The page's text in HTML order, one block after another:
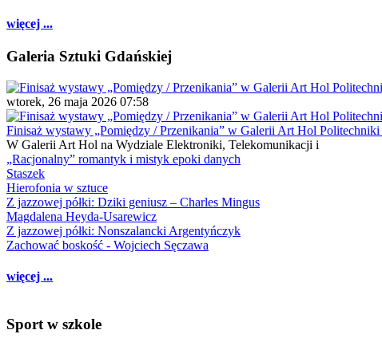
więcej ...
Galeria Sztuki Gdańskiej
wtorek, 26 maja 2026 07:58
Finisaż wystawy „Pomiędzy / Przenikania” w Galerii Art Hol Politechniki
W Galerii Art Hol na Wydziale Elektroniki, Telekomunikacji i
„Racjonalny” romantyk i mistyk epoki danych
Staszek
Hierofonia w sztuce
Z jazzowej półki: Dziki geniusz – Charles Mingus
Magdalena Heyda-Usarewicz
Z jazzowej półki: Nonszalancki Argentyńczyk
Zachować boskość - Wojciech Sęczawa
więcej ...
Sport w szkole